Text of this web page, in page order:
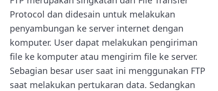
Protocol dan didesain untuk melakukan
penyambungan ke server internet dengan
komputer. User dapat melakukan pengiriman
file ke komputer atau mengirim file ke server.
Sebagian besar user saat ini menggunakan FTP
saat melakukan pertukaran data. Sedangkan